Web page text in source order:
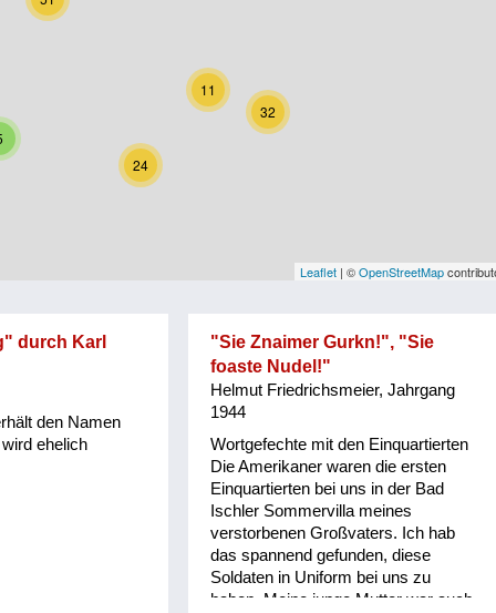
24
32
11
Leaflet | ©OpenStreetMap
durch Karl
den Namen
ehelich
"Sie Znaimer Gurkn!", "Sie
foaste Nudel!"
Helmut Friedrichsmeier, Jahrgang
1944
Wortgefechte mit den Einquartierten
Die Amerikaner waren die ersten
Einquartierten bei uns in der Bad
Ischler Sommervilla meines
verstorbenen Großvaters. Ich hab
das spannend gefunden, diese
Soldaten in Uniform bei uns zu
haben. Meine junge Mutter war auch